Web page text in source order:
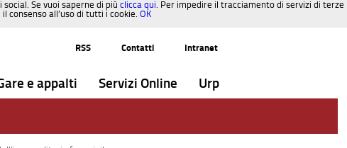
Se vuoi saperne di più clicca qui. Per impedire il tracciamento di servizi di terze
consenso all’uso di tutti i cookie. OK
RSS
Contatti Intranet
e appalti Servizi Online Urp